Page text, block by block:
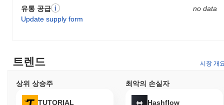
유통 공급
Update supply form
no data
트렌드 시장 개
상위 상승주
TUTORIAL
최악의 손실자
Hashflow